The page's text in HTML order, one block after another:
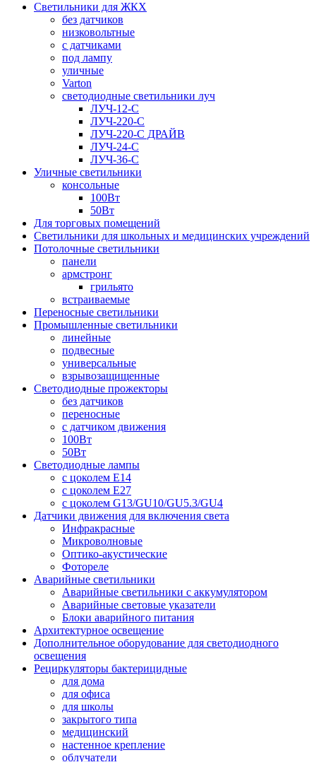
Светильники для ЖКХ
без датчиков
низковольтные
с датчиками
под лампу
уличные
Varton
светодиодные светильники луч
ЛУЧ-12-С
ЛУЧ-220-С
ЛУЧ-220-С ДРАЙВ
ЛУЧ-24-С
ЛУЧ-36-С
Уличные светильники
консольные
100Вт
50Вт
Для торговых помещений
Светильники для школьных и медицинских учреждений
Потолочные светильники
панели
армстронг
грильято
встраиваемые
Переносные светильники
Промышленные светильники
линейные
подвесные
универсальные
взрывозащищенные
Светодиодные прожекторы
без датчиков
переносные
с датчиком движения
100Вт
50Вт
Светодиодные лампы
с цоколем E14
с цоколем E27
с цоколем G13/GU10/GU5.3/GU4
Датчики движения для включения света
Инфракрасные
Микроволновые
Оптико-акустические
Фотореле
Аварийные светильники
Аварийные светильники с аккумулятором
Аварийные световые указатели
Блоки аварийного питания
Архитектурное освещение
Дополнительное оборудование для светодиодного
освещения
Рециркуляторы бактерицидные
для дома
для офиса
для школы
закрытого типа
медицинский
настенное крепление
облучатели